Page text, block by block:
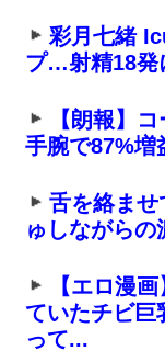
彩月七緒
プ…射精18発
【朗報】
手腕で87%増
舌を絡ま
ゅしながらの
【エロ漫
ていたチビ巨
って...